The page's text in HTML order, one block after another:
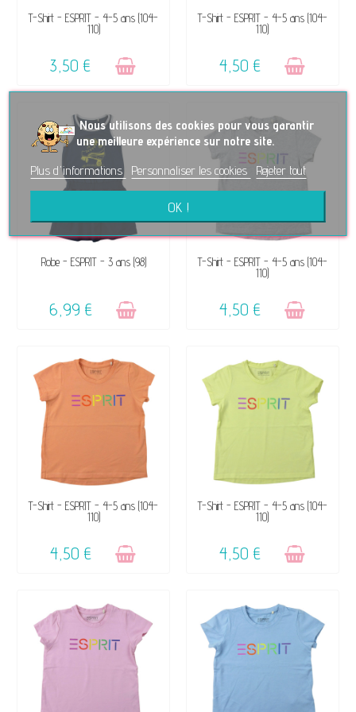
VENDU, VICTIME DE SON
SUCCÈS ☺
T-Shirt - ESPRIT - 4-5 ans (104-
110)
3,50 €
VENDU, VICTIME DE SON
SUCCÈS ☺
T-Shirt - ESPRIT - 4-5 ans (104-
110)
4,50 €
VENDU, VICTIME DE SON
Robe - ESPRIT - 3 ans (98)
6,99 €
VENDU, VICTIME DE SON
SUCCÈS ☺
T-Shirt - ESPRIT - 4-5 ans (104-
110)
4,50 €
VENDU, VICTIME DE SON
SUCCÈS ☺
T-Shirt - ESPRIT - 4-5 ans (104-
110)
4,50 €
VENDU, VICTIME DE SON
SUCCÈS ☺
T-Shirt - ESPRIT - 4-5 ans (104-
110)
4,50 €
Nous utilisons des cookies pour vous garantir
une meilleure expérience sur notre site.
Plus d'informations
Personnaliser les cookies Rejeter tout
OK !